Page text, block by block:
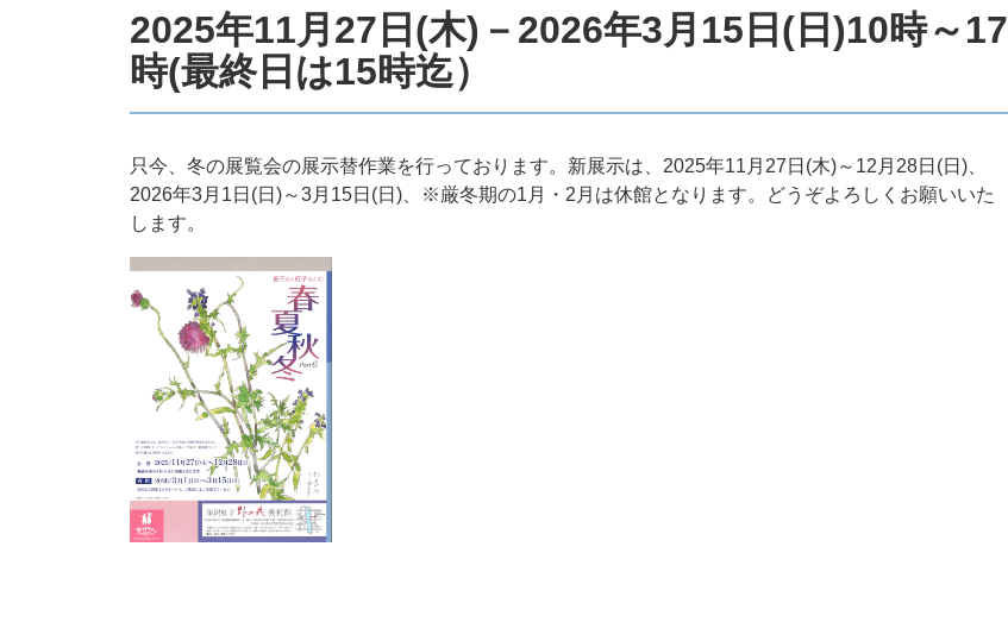
2025年11月27日 (木)－2026年3月15日 (日)10時～17
時(最終日は15時迄）
只今、冬の展覧会の展示替作業を行っております。新展示は、2025年11月27日(木)～12月28日(日)、
2026年3月1日(日)～3月15日(日)、※厳冬期の1月・2月は休館となります。どうぞよろしくお願いいた
します。